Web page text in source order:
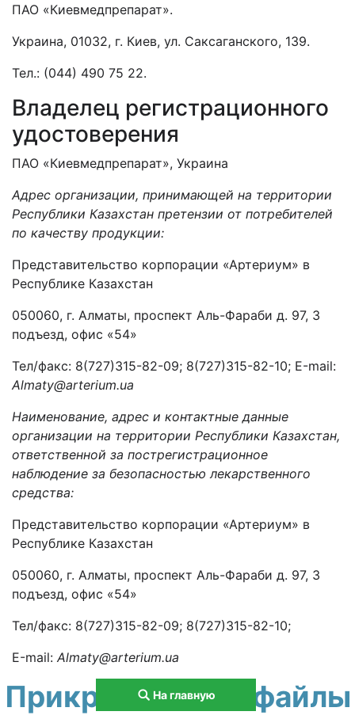
ПАО «Киевмедпрепарат».
Украина, 01032, г. Киев, ул. Саксаганского, 139.
Тел.: (044) 490 75 22.
Владелец регистрационного
удостоверения
ПАО «Киевмедпрепарат», Украина
Адрес организации, принимающей на территории
Республики Казахстан претензии от потребителей
по качеству продукции:
Представительство корпорации «Артериум» в
Республике Казахстан
050060, г. Алматы, проспект Аль-Фараби д. 97, 3
подъезд, офис «54»
Тел/факс: 8(727)315-82-09; 8(727)315-82-10; Е-mail:
Almaty@arterium.ua
Наименование, адрес и контактные данные
организации на территории Республики Казахстан,
ответственной за пострегистрационное
наблюдение за безопасностью лекарственного
средства:
Представительство корпорации «Артериум» в
Республике Казахстан
050060, г. Алматы, проспект Аль-Фараби д. 97, 3
подъезд, офис «54»
Тел/факс: 8(727)315-82-09; 8(727)315-82-10;
Е-mail: Almaty@arterium.ua
Прикрепленные файлы
На главную